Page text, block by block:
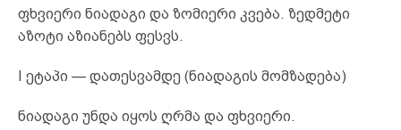
ფხვიერი ნიადაგი და ზომიერი კვება. ზედმეტი
აზოტი აზიანებს ფესვს.
I ეტაპი — დათესვამდე (ნიადაგის მომზადება)
ნიადაგი უნდა იყოს ღრმა და ფხვიერი.